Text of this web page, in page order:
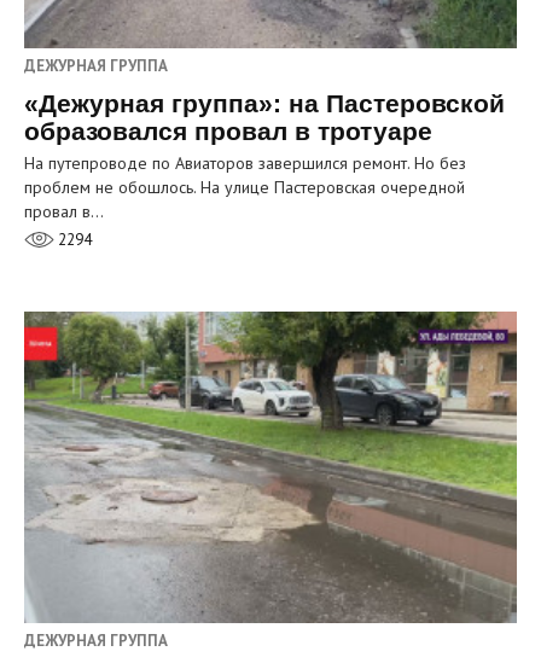
ДЕЖУРНАЯ ГРУППА
«Дежурная группа»: на Пастеровской
образовался провал в тротуаре
На путепроводе по Авиаторов завершился ремонт. Но без
проблем не обошлось. На улице Пастеровская очередной
провал в…
2294
ДЕЖУРНАЯ ГРУППА